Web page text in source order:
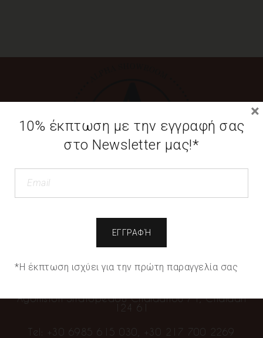
Info
Contact
Agoniston Stratopedou Chaidariou 71, Chaidari
124 61
Tel: +30 6985 615 030 +30 217 700 2269
We use cookies to offer you the best possible
experience on our page. If you continue to use the
10% έκπτωση με την εγγραφή σας
στο Newsletter μας!*
*Η έκπτωση ισχύει για την πρώτη παραγγελία σας
×